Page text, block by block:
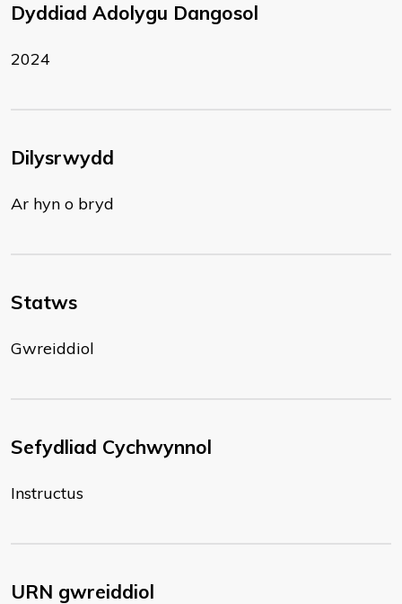
Dyddiad Adolygu Dangosol
2024
Dilysrwydd
Ar hyn o bryd
Statws
Gwreiddiol
Sefydliad Cychwynnol
Instructus
URN gwreiddiol